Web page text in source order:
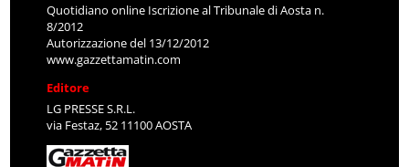
Quotidiano online Iscrizione al Tribunale di Aosta n.
8/2012
Autorizzazione del 13/12/2012
www.gazzettamatin.com
Editore
LG PRESSE S.R.L.
via Festaz, 52 11100 AOSTA